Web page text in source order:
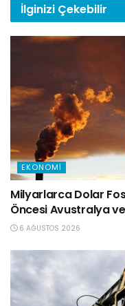
İlginizi Çekebilir
EKONOMI
Milyarlarca Dolar
Öncesi Avustralya
6 AĞUSTOS 2026